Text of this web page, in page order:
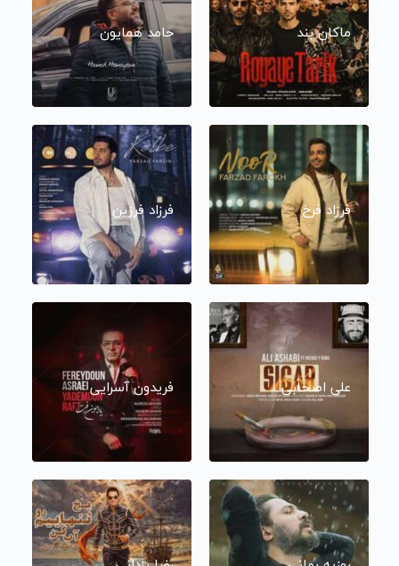
ماکان بند حامد همایون
فرزاد فرخ فرزاد فرزین
علی اصحابی فریدون آسرایی